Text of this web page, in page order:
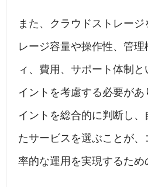
また、クラウドストレージ
レージ容量や操作性、管
ィ、費用、サポート体制
イントを考慮する必要が
イントを総合的に判断し
たサービスを選ぶことが
率的な運用を実現するため